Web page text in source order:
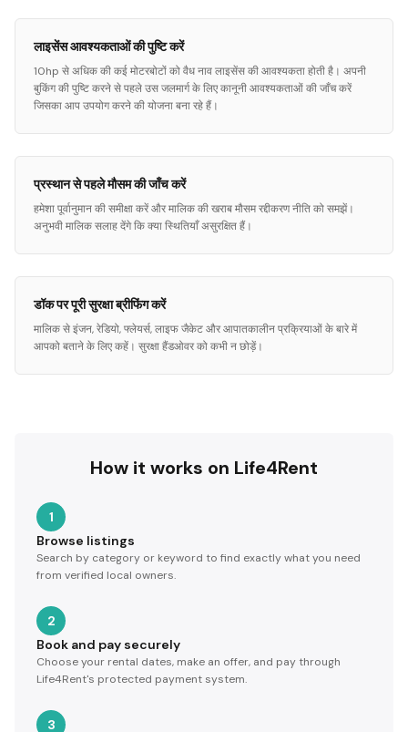
लाइसेंस आवश्यकताओं की पुष्टि करें
10hp से अधिक की कई मोटरबोटों को वैध नाव लाइसेंस की आवश्यकता होती है। अपनी
बुकिंग की पुष्टि करने से पहले उस जलमार्ग के लिए कानूनी आवश्यकताओं की जाँच करें
जिसका आप उपयोग करने की योजना बना रहे हैं।
प्रस्थान से पहले मौसम की जाँच करें
हमेशा पूर्वानुमान की समीक्षा करें और मालिक की खराब मौसम रद्दीकरण नीति को समझें।
अनुभवी मालिक सलाह देंगे कि क्या स्थितियाँ असुरक्षित हैं।
डॉक पर पूरी सुरक्षा ब्रीफिंग करें
मालिक से इंजन, रेडियो, फ्लेयर्स, लाइफ जैकेट और आपातकालीन प्रक्रियाओं के बारे में
आपको बताने के लिए कहें। सुरक्षा हैंडओवर को कभी न छोड़ें।
How it works on Life4Rent
1
Browse listings
Search by category or keyword to find exactly what you need
from verified local owners.
2
Book and pay securely
Choose your rental dates, make an offer, and pay through
Life4Rent's protected payment system.
3